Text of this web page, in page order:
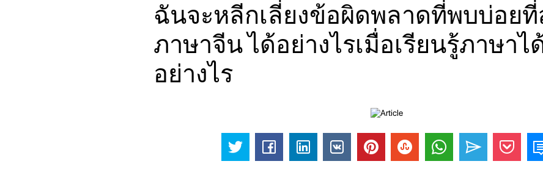
ฉันจะหลีกเลี่ยงข้อผิดพลาดที่พบบ่อย
ภาษาจีน ได้อย่างไรเมื่อเรียนรู้ภาษาไ
อย่างไร